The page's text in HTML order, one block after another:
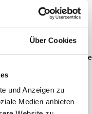
Über Cookies
und Anzeigen zu
Medien anbieten
verteilen. Es gibt
Möglichkeiten ( 1
damit ideal für kleine
Der offen gestaltete
komplett ausgestattete
Gefrierfach,
mit einem
können Sie